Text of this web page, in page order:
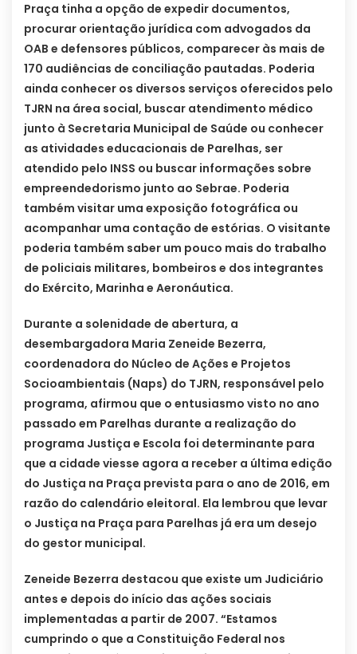
Praça tinha a opção de expedir documentos,
procurar orientação jurídica com advogados da
OAB e defensores públicos, comparecer às mais de
170 audiências de conciliação pautadas. Poderia
ainda conhecer os diversos serviços oferecidos pelo
TJRN na área social, buscar atendimento médico
junto à Secretaria Municipal de Saúde ou conhecer
as atividades educacionais de Parelhas, ser
atendido pelo INSS ou buscar informações sobre
empreendedorismo junto ao Sebrae. Poderia
também visitar uma exposição fotográfica ou
acompanhar uma contação de estórias. O visitante
poderia também saber um pouco mais do trabalho
de policiais militares, bombeiros e dos integrantes
do Exército, Marinha e Aeronáutica.
Durante a solenidade de abertura, a
desembargadora Maria Zeneide Bezerra,
coordenadora do Núcleo de Ações e Projetos
Socioambientais (Naps) do TJRN, responsável pelo
programa, afirmou que o entusiasmo visto no ano
passado em Parelhas durante a realização do
programa Justiça e Escola foi determinante para
que a cidade viesse agora a receber a última edição
do Justiça na Praça prevista para o ano de 2016, em
razão do calendário eleitoral. Ela lembrou que levar
o Justiça na Praça para Parelhas já era um desejo
do gestor municipal.
Zeneide Bezerra destacou que existe um Judiciário
antes e depois do início das ações sociais
implementadas a partir de 2007. “Estamos
cumprindo o que a Constituição Federal nos